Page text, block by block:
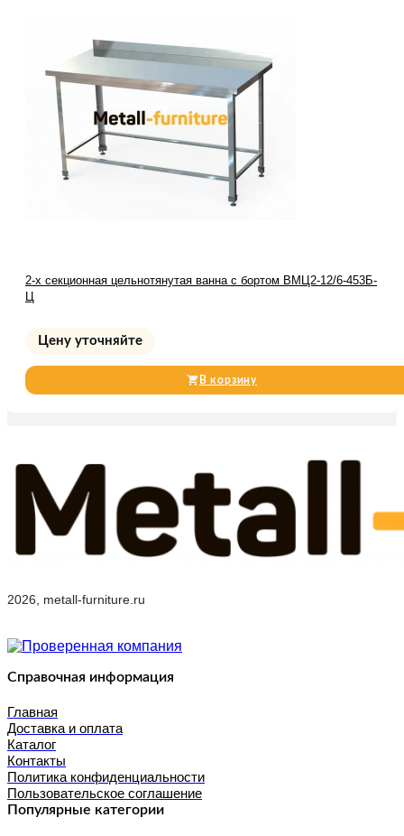
2-х секционная цельнотянутая ванна с бортом ВМЦ2-12/6-453Б-
Ц
Цену уточняйте
В корзину
2026, metall-furniture.ru
Справочная информация
Главная
Доставка и оплата
Каталог
Контакты
Политика конфиденциальности
Пользовательское соглашение
Популярные категории